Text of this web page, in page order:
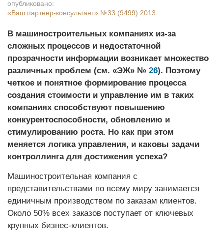
опубликовано:
«Ваш партнер-консультант» №33 (9499) 2013
В машиностроительных компаниях из-за
сложных процессов и недостаточной
прозрачности информации возникает множество
различных проб­лем (см. «ЭЖ» № 26). Поэтому
четкое и понятное формирование процесса
создания стоимости и управление им в таких
компаниях способствуют повышению
конкурентоспособности, обновлению и
стимулированию роста. Но как при этом
меняется логика управления, и каковы задачи
контроллинга для достижения успеха?
Машиностроительная компания с
представительствами по всему миру занимается
единичным производством по заказам клиентов.
Около 50% всех заказов поступает от ключевых
крупных бизнес-клиентов.